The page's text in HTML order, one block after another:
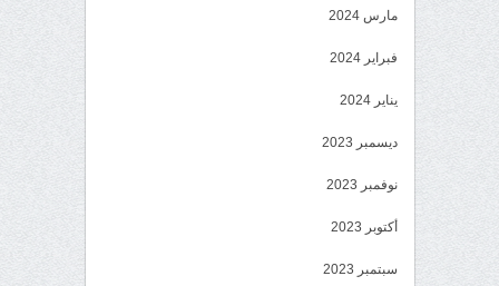
مارس 2024
فبراير 2024
يناير 2024
ديسمبر 2023
نوفمبر 2023
أكتوبر 2023
سبتمبر 2023